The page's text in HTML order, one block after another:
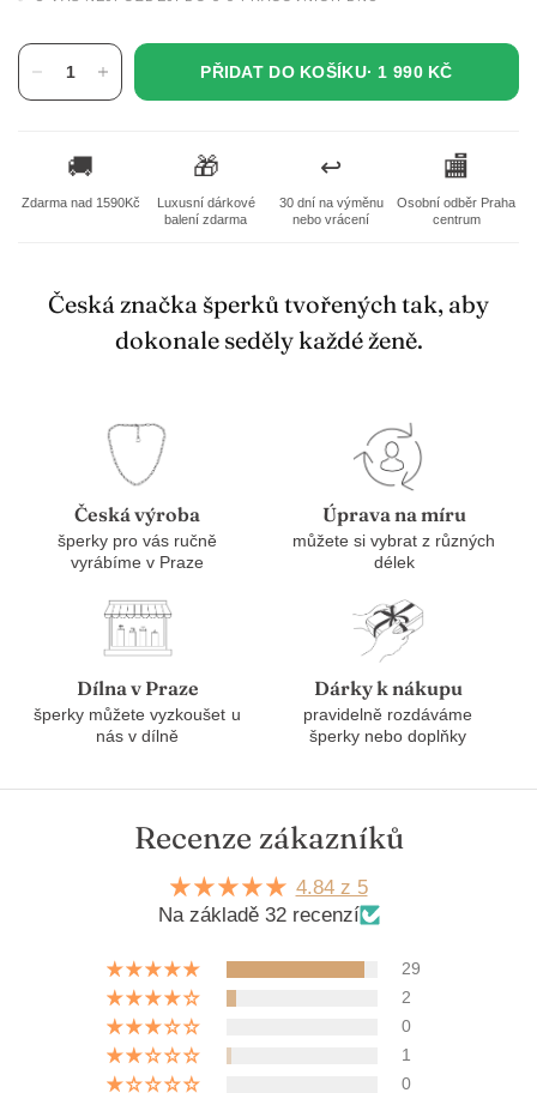
PŘIDAT DO KOŠÍKU· 1 990 KČ
🚚
Zdarma nad 1590Kč
🎁
Luxusní dárkové
balení zdarma
↩️
30 dní na výměnu
nebo vrácení
🏬
Osobní odběr Praha
centrum
Česká značka šperků tvořených tak, aby
dokonale seděly každé ženě.
Česká výroba
šperky pro vás ručně
vyrábíme v Praze
Úprava na míru
můžete si vybrat z různých
délek
Dílna v Praze
šperky můžete vyzkoušet u
nás v dílně
Dárky k nákupu
pravidelně rozdáváme
šperky nebo doplňky
Recenze zákazníků
4.84 z 5
Na základě 32 recenzí
29
2
0
1
0